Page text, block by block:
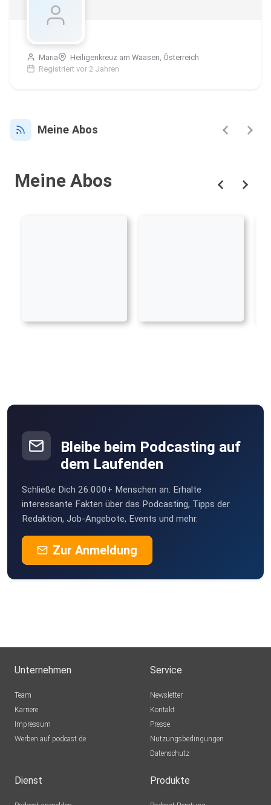
Maria
Heiligenkreuz am Waasen, Österreich
Registriert vor 2 Jahren
Meine Abos
Meine Abos
Bleibe beim Podcasting auf
dem Laufenden
Schließe Dich 26.000+ Menschen an. Erhalte
interessante Fakten über das Podcasting, Tipps der
Redaktion, Job-Angebote, Events und mehr.
Zur Anmeldung
Unternehmen
Team
Karriere
Impressum
Werben auf podcast.de
Service
Newsletter
Kontakt
Presse
Nutzungsbedingungen
Datenschutz
Dienst Produkte